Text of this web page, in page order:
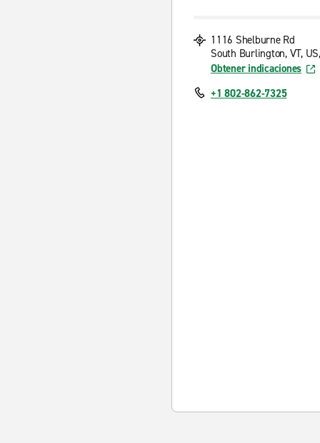
1116 Shelburne Rd
South Burlington, VT,
Obtener indicaciones
+1 802-862-7325